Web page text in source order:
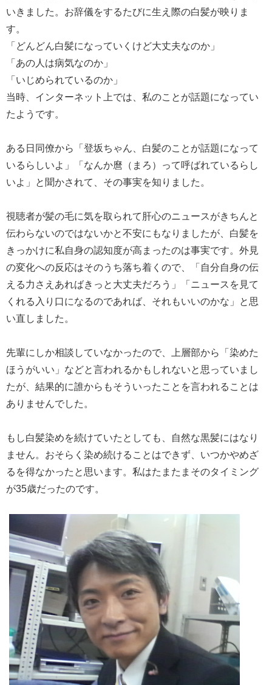
いきました。お辞儀をするたびに生え際の白髪が映りま
す。
「どんどん白髪になっていくけど大丈夫なのか」
「あの人は病気なのか」
「いじめられているのか」
当時、インターネット上では、私のことが話題になってい
たようです。
ある日同僚から「登坂ちゃん、白髪のことが話題になって
いるらしいよ」「なんか麿（まろ）って呼ばれているらし
いよ」と聞かされて、その事実を知りました。
視聴者が髪の毛に気を取られて肝心のニュースがきちんと
伝わらないのではないかと不安にもなりましたが、白髪を
きっかけに私自身の認知度が高まったのは事実です。外見
の変化への反応はそのうち落ち着くので、「自分自身の伝
える力さえあればきっと大丈夫だろう」「ニュースを見て
くれる入り口になるのであれば、それもいいのかな」と思
い直しました。
先輩にしか相談していなかったので、上層部から「染めた
ほうがいい」などと言われるかもしれないと思っていまし
たが、結果的に誰からもそういったことを言われることは
ありませんでした。
もし白髪染めを続けていたとしても、自然な黒髪にはなり
ません。おそらく染め続けることはできず、いつかやめざ
るを得なかったと思います。私はたまたまそのタイミング
が35歳だったのです。